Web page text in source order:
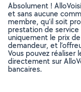
Absolument !
et sans aucune
membre, qu’il soit
prestation de
uniquement le prix
demandeur, et
Vous pouvez
directement sur
bancaires.